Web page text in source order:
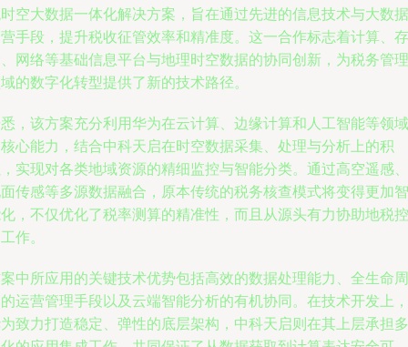
空大数据一体化解决方案，旨在通过先进的信息技术与大数据
手段，提升税收征管效率和精准度。这一合作标志着计算、存
网络等基础信息平台与地理时空数据的协同创新，为税务管理
的数字化转型提供了新的技术路径。
，该方案充分利用华为在云计算、边缘计算和人工智能等领域
心能力，结合中科天启在时空数据采集、处理与分析上的积
实现对各类地域资源的精细监控与智能分类。通过高空遥感、
传感等多源数据融合，原本传统的税务核查模式将变得更加智
，不仅优化了税率测算的精准性，而且从源头有力协助地税控
作。
中所应用的关键技术优势包括高效的数据处理能力、全生命周
运营管理手段以及云端智能分析的有机协同。在技术开发上，
致力打造稳定、弹性的底层架构，中科天启则在其上层承担多